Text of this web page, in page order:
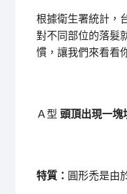
根據衛生署統計，
對不同部位的落髮
慣，讓我們來看看
Ａ型 頭頂出現一塊
特質： 圓形禿是由